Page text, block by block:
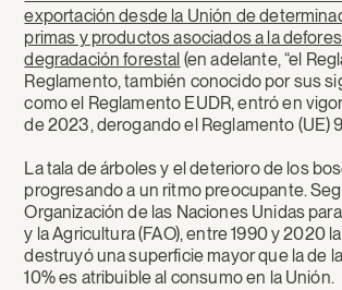
exportación desde la Unión de
primas y productos asociados a la
degradación forestal (en adelante, “el
Reglamento, también conocido por sus
como el Reglamento EUDR, entró en
de 2023, derogando el Reglamento (UE)
La tala de árboles y el deterioro de los
progresando a un ritmo preocupante.
Organización de las Naciones Unidas
y la Agricultura (FAO), entre 1990 y 2020
destruyó una superficie mayor que la de
10% es atribuible al consumo en la Unión.